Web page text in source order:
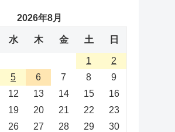
2026年8月
水 木 金 土 日
1
2
5 6 7 8
9
12 13 14 15
16
19 20 21 22
23
26 27 28 29
30